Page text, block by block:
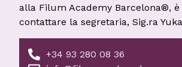
alla Filum Academy Barcelona®, è
contattare la segretaria, Sig.ra
+34 93 280 08 36